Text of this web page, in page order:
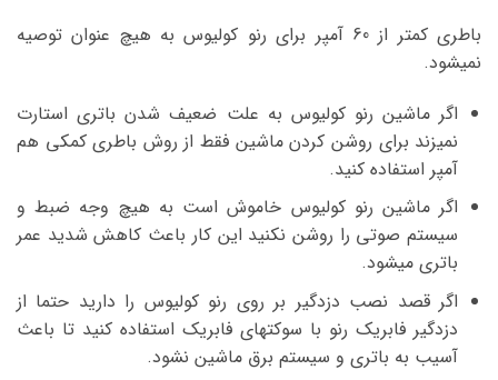
باطری کمتر از 60 آمپر برای رنو کولیوس به هیچ عنوان توصیه
نمیشود.
اگر ماشین رنو کولیوس به علت ضعیف شدن باتری استارت
نمیزند برای روشن کردن ماشین فقط از روش باطری کمکی هم
آمپر استفاده کنید.
اگر ماشین رنو کولیوس خاموش است به هیچ وجه ضبط و
سیستم صوتی را روشن نکنید این کار باعث کاهش شدید عمر
باتری میشود.
اگر قصد نصب دزدگیر بر روی رنو کولیوس را دارید حتما از
دزدگیر فابریک رنو با سوکتهای فابریک استفاده کنید تا باعث
آسیب به باتری و سیستم برق ماشین نشود.